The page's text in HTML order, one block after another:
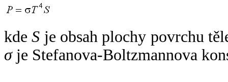
kdeS je obsah plochy povrchu
σje Stefanova-Boltzmannova